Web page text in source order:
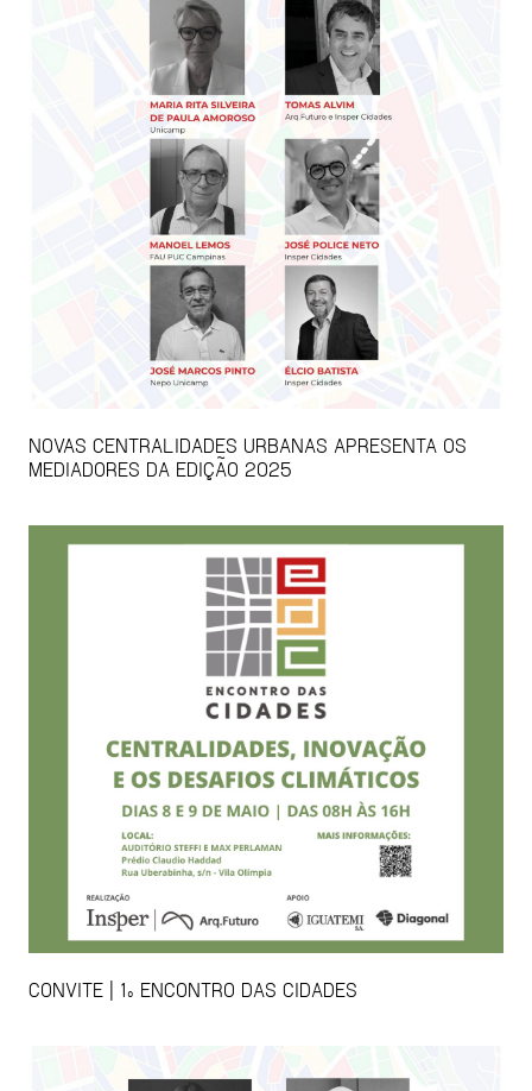
NOVAS CENTRALIDADES URBANAS APRESENTA OS
MEDIADORES DA EDIÇÃO 2025
CONVITE | 1º ENCONTRO DAS CIDADES